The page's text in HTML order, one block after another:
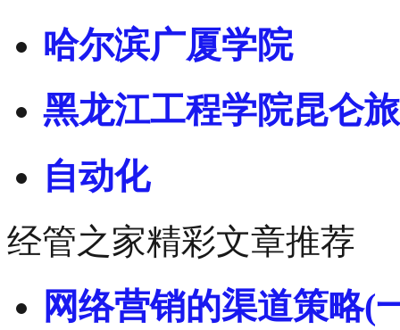
哈尔滨广厦学院
黑龙江工程学院昆仑
自动化
经管之家精彩文章推荐
网络营销的渠道策略(